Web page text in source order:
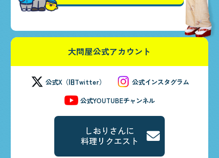
大問屋公式アカウント
公式X（旧Twitter）
公式インスタグラム
公式YOUTUBEチャンネル
しおりさんに
料理リクエスト